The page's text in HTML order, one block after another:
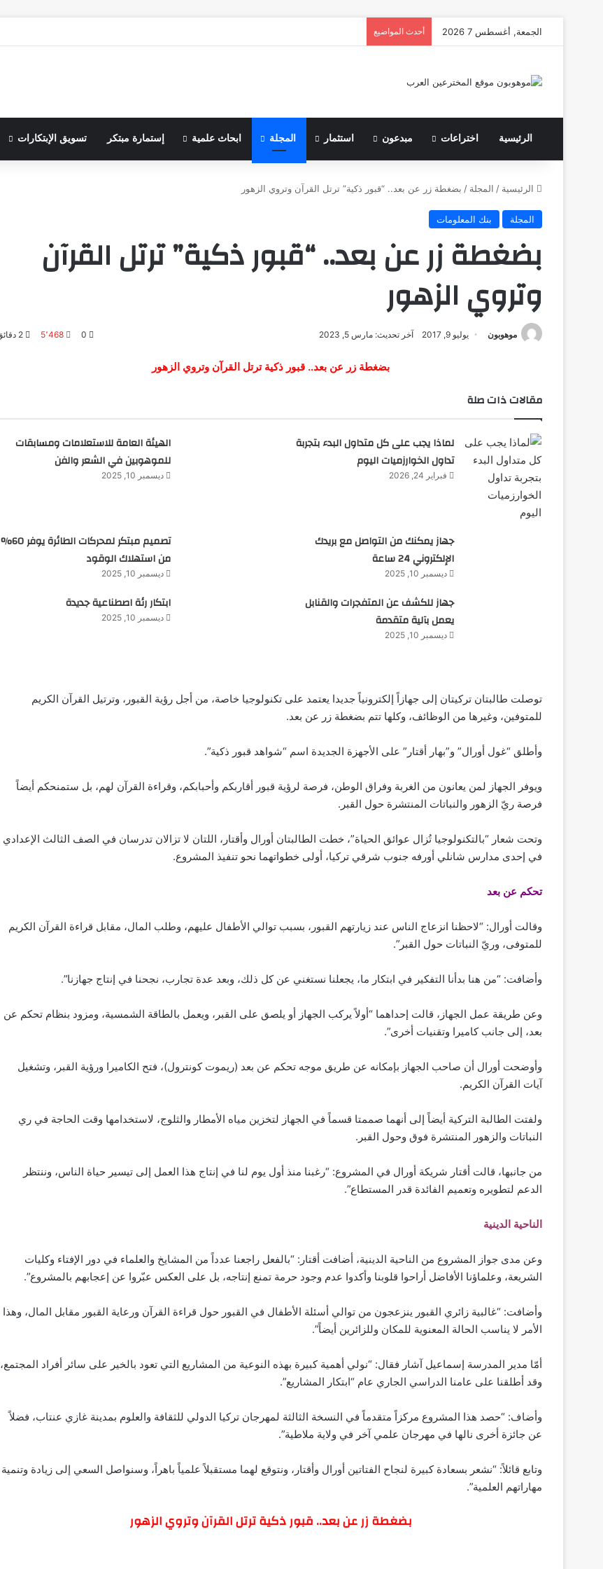
الجمعة, أغسطس 7 2026 أحدث المواضيع
الرئيسية اختراعات مبدعون استثمار المجلة ابحاث علمية إستمارة مبتكر تسويق الإبتكارات
الرئيسية / المجلة / بضغطة زر عن بعد.. “قبور ذكية” ترتل القرآن وتروي الزهور
المجلة بنك المعلومات
بضغطة زر عن بعد.. “قبور ذكية” ترتل القرآن
وتروي الزهور
موهوبون يوليو 9, 2017 آخر تحديث: مارس 5, 2023 0 5٬468
بضغطة زر عن بعد.. قبور ذكية ترتل القرآن وتروي الزهور
مقالات ذات صلة
لماذا يجب على كل متداول البدء بتجربة
تداول الخوارزميات اليوم
فبراير 24, 2026
الهيئة العامة للاستعلامات ومسابقات
للموهوبين في الشعر والفن
ديسمبر 10, 2025
جهاز يمكنك من التواصل مع بريدك
الإلكتروني 24 ساعة
ديسمبر 10, 2025
تصميم مبتكر لمحركات الطائرة يوفر 60%
من استهلاك الوقود
ديسمبر 10, 2025
جهاز للكشف عن المتفجرات والقنابل
يعمل بآلية متقدمة
ديسمبر 10, 2025
ابتكار رئة اصطناعية جديدة
ديسمبر 10, 2025
توصلت طالبتان تركيتان إلى جهازاً إلكترونياً جديدا يعتمد على تكنولوجيا خاصة، من أجل رؤية القبور، وترتيل القرآن الكريم
للمتوفين، وغيرها من الوظائف، وكلها تتم بضغطة زر عن بعد.
وأطلق “غول أورال” و”بهار أقتار” على الأجهزة الجديدة اسم “شواهد قبور ذكية”.
ويوفر الجهاز لمن يعانون من الغربة وفراق الوطن، فرصة لرؤية قبور أقاربكم وأحبابكم، وقراءة القرآن لهم، بل ستمنحكم أيضاً
فرصة ريّ الزهور والنباتات المنتشرة حول القبر.
وتحت شعار “بالتكنولوجيا تُزال عوائق الحياة”، خطت الطالبتان أورال وأقتار، اللتان لا تزالان تدرسان في الصف الثالث الإعدادي
في إحدى مدارس شانلي أورفه جنوب شرقي تركيا، أولى خطواتهما نحو تنفيذ المشروع.
تحكم عن بعد
وقالت أورال: “لاحظنا انزعاج الناس عند زيارتهم القبور، بسبب توالي الأطفال عليهم، وطلب المال، مقابل قراءة القرآن الكريم
للمتوفى، وريّ النباتات حول القبر”.
وأضافت: “من هنا بدأنا التفكير في ابتكار ما، يجعلنا نستغني عن كل ذلك، وبعد عدة تجارب، نجحنا في إنتاج جهازنا”.
وعن طريقة عمل الجهاز، قالت إحداهما “أولاً يركب الجهاز أو يلصق على القبر، ويعمل بالطاقة الشمسية، ومزود بنظام تحكم عن
بعد، إلى جانب كاميرا وتقنيات أخرى”.
وأوضحت أورال أن صاحب الجهاز بإمكانه عن طريق موجه تحكم عن بعد (ريموت كونترول)، فتح الكاميرا ورؤية القبر، وتشغيل
آيات القرآن الكريم.
ولفتت الطالبة التركية أيضاً إلى أنهما صممتا قسماً في الجهاز لتخزين مياه الأمطار والثلوج، لاستخدامها وقت الحاجة في ري
النباتات والزهور المنتشرة فوق وحول القبر.
من جانبها، قالت أقتار شريكة أورال في المشروع: “رغبنا منذ أول يوم لنا في إنتاج هذا العمل إلى تيسير حياة الناس، وننتظر
الدعم لتطويره وتعميم الفائدة قدر المستطاع”.
الناحية الدينية
وعن مدى جواز المشروع من الناحية الدينية، أضافت أقتار: “بالفعل راجعنا عدداً من المشايخ والعلماء في دور الإفتاء وكليات
الشريعة، وعلماؤنا الأفاضل أراحوا قلوبنا وأكدوا عدم وجود حرمة تمنع إنتاجه، بل على العكس عبّروا عن إعجابهم بالمشروع”.
وأضافت: “غالبية زائري القبور ينزعجون من توالي أسئلة الأطفال في القبور حول قراءة القرآن ورعاية القبور مقابل المال، وهذا
الأمر لا يناسب الحالة المعنوية للمكان وللزائرين أيضاً”.
أمّا مدير المدرسة إسماعيل آشار فقال: “نولي أهمية كبيرة بهذه النوعية من المشاريع التي تعود بالخير على سائر أفراد المجتمع،
وقد أطلقنا على عامنا الدراسي الجاري عام “ابتكار المشاريع”.
وأضاف: “حصد هذا المشروع مركزاً متقدماً في النسخة الثالثة لمهرجان تركيا الدولي للثقافة والعلوم بمدينة غازي عنتاب، فضلاً
عن جائزة أخرى نالها في مهرجان علمي آخر في ولاية ملاطية”.
وتابع قائلاً: “نشعر بسعادة كبيرة لنجاح الفتاتين أورال وأقتار، ونتوقع لهما مستقبلاً علمياً باهراً، وسنواصل السعي إلى زيادة وتنمية
مهاراتهم العلمية”.
بضغطة زر عن بعد.. قبور ذكية ترتل القرآن وتروي الزهور